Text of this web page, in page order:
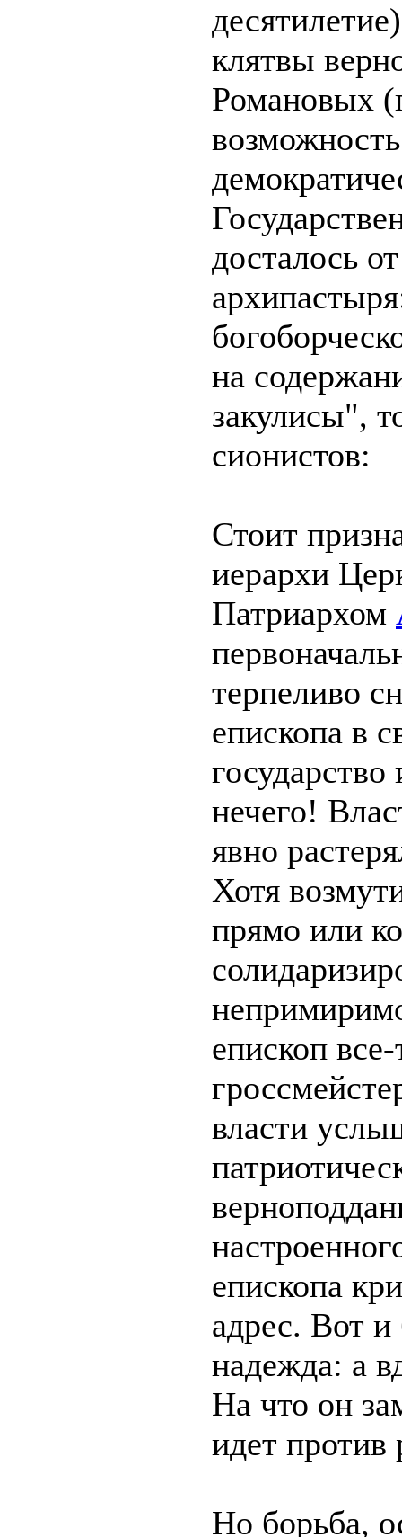
клятвы
Романовых
возможность
досталось
на
закулисы",
сионистов:
Стоит
иерархи
Патриархом
терпеливо
епископа в
государство
нечего!
явно
Хотя
прямо или
епископ
власти
епископа
адрес. Вот
надежда: а
На что он
идет
Но борьба,